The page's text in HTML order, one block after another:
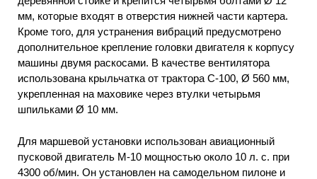
мм, которые входят в отверстия нижней части картера.
Кроме того, для устранения вибраций предусмотрено
дополнительное крепление головки двигателя к корпусу
машины двумя раскосами. В качестве вентилятора
использована крыльчатка от трактора С-100, Ø 560 мм,
укрепленная на маховике через втулки четырьмя
шпильками Ø 10 мм.
Для маршевой установки использован авиационный
пусковой двигатель М-10 мощностью около 10 л. с. при
4300 об/мин. Он установлен на самодельном пилоне и